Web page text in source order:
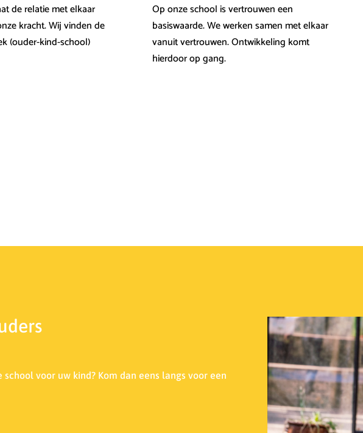
de relatie met elkaar
kracht. Wij vinden de
(ouder-kind-school)
Op onze school is vertrouwen een
basiswaarde. We werken samen met elkaar
vanuit vertrouwen. Ontwikkeling komt
hierdoor op gang.
school voor uw kind? Kom dan eens langs voor een